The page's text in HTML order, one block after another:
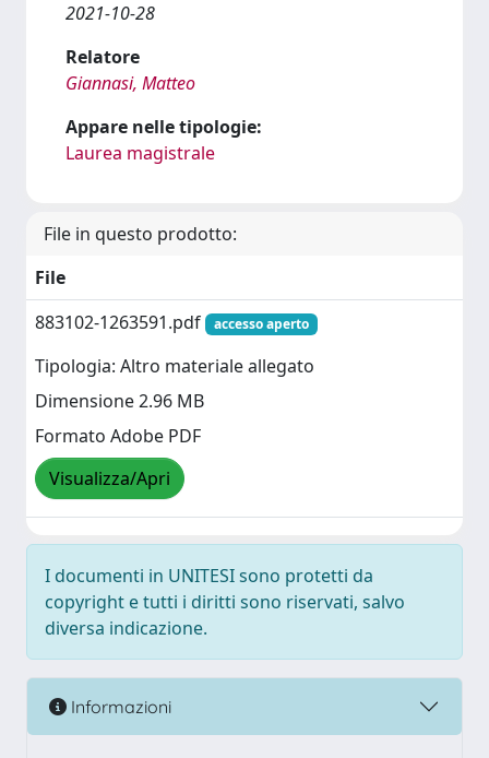
2021-10-28
Relatore
Giannasi, Matteo
Appare nelle tipologie:
Laurea magistrale
File in questo prodotto:
File
883102-1263591.pdf
accesso aperto
Tipologia: Altro materiale allegato
Dimensione 2.96 MB
Formato Adobe PDF
Visualizza/Apri
I documenti in UNITESI sono protetti da
copyright e tutti i diritti sono riservati, salvo
diversa indicazione.
Informazioni